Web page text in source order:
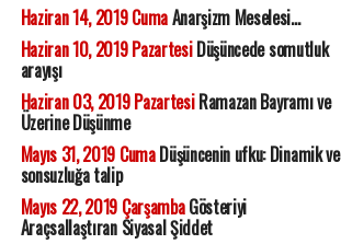
Haziran 14, 2019 CumaAnarşizm Meselesi...
Haziran 10, 2019 PazartesiDüşüncede somutluk
arayışı
Haziran 03, 2019 PazartesiRamazan Bayramı ve
Üzerine Düşünme
Mayıs 31, 2019 CumaDüşüncenin ufku: Dinamik ve
sonsuzluğa talip
Mayıs 22, 2019 ÇarşambaGösteriyi
Araçsallaştıran Siyasal Şiddet